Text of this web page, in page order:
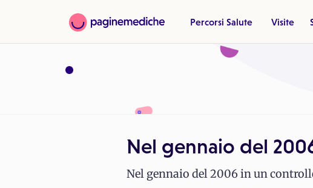
Percorsi Salute Visite
Nel gennaio del
Nel gennaio del 2006 in un